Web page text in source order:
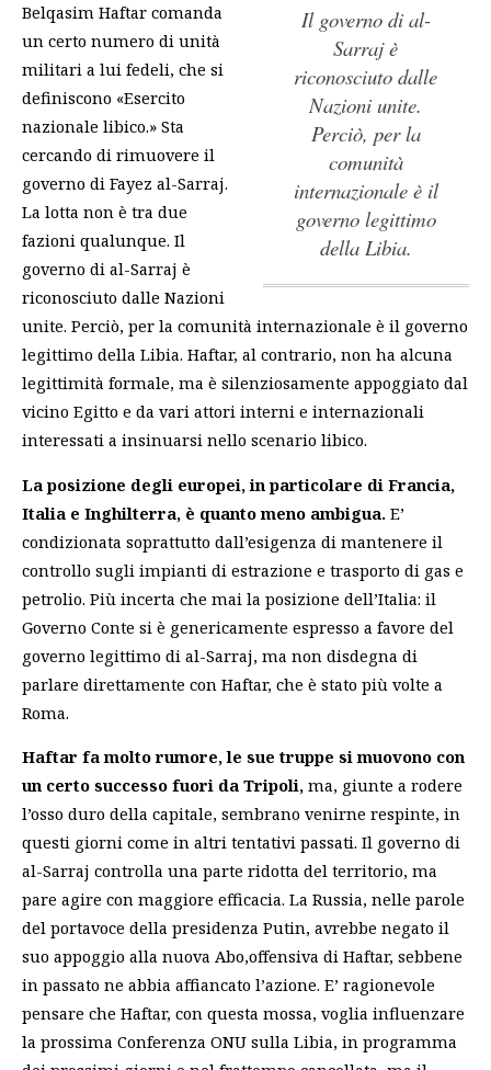
Il governo di al-
Sarraj è
riconosciuto dalle
Nazioni unite.
Perciò, per la
comunità
internazionale è il
governo legittimo
della Libia.
Belqasim Haftar comanda
un certo numero di unità
militari a lui fedeli, che si
definiscono «Esercito
nazionale libico.» Sta
cercando di rimuovere il
governo di Fayez al-Sarraj.
La lotta non è tra due
fazioni qualunque. Il
governo di al-Sarraj è
riconosciuto dalle Nazioni
unite. Perciò, per la comunità internazionale è il governo
legittimo della Libia. Haftar, al contrario, non ha alcuna
legittimità formale, ma è silenziosamente appoggiato dal
vicino Egitto e da vari attori interni e internazionali
interessati a insinuarsi nello scenario libico.
La posizione degli europei, in particolare di Francia,
Italia e Inghilterra, è quanto meno ambigua. E’
condizionata soprattutto dall’esigenza di mantenere il
controllo sugli impianti di estrazione e trasporto di gas e
petrolio. Più incerta che mai la posizione dell’Italia: il
Governo Conte si è genericamente espresso a favore del
governo legittimo di al-Sarraj, ma non disdegna di
parlare direttamente con Haftar, che è stato più volte a
Roma.
Haftar fa molto rumore, le sue truppe si muovono con
un certo successo fuori da Tripoli, ma, giunte a rodere
l’osso duro della capitale, sembrano venirne respinte, in
questi giorni come in altri tentativi passati. Il governo di
al-Sarraj controlla una parte ridotta del territorio, ma
pare agire con maggiore efficacia. La Russia, nelle parole
del portavoce della presidenza Putin, avrebbe negato il
suo appoggio alla nuova Abo,offensiva di Haftar, sebbene
in passato ne abbia affiancato l’azione. E’ ragionevole
pensare che Haftar, con questa mossa, voglia influenzare
la prossima Conferenza ONU sulla Libia, in programma